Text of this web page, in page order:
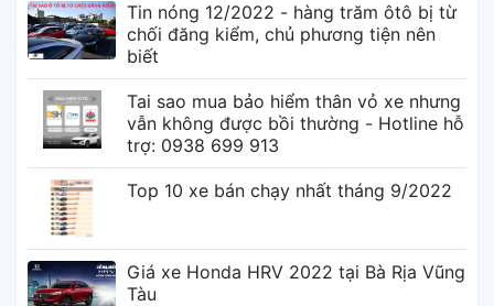
Tin nóng 12/2022 - hàng trăm ôtô bị từ
chối đăng kiểm, chủ phương tiện nên
biết
Tai sao mua bảo hiểm thân vỏ xe nhưng
vẫn không được bồi thường - Hotline hỗ
trợ: 0938 699 913
Top 10 xe bán chạy nhất tháng 9/2022
Giá xe Honda HRV 2022 tại Bà Rịa Vũng
Tàu